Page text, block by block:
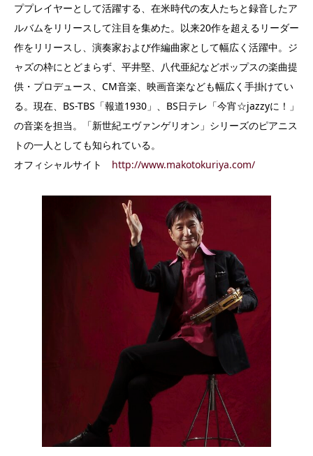
ププレイヤーとして活躍する、在米時代の友人たちと録音したア
ルバムをリリースして注目を集めた。以来20作を超えるリーダー
作をリリースし、演奏家および作編曲家として幅広く活躍中。ジ
ャズの枠にとどまらず、平井堅、八代亜紀などポップスの楽曲提
供・プロデュース、CM音楽、映画音楽なども幅広く手掛けてい
る。現在、BS-TBS「報道1930」、BS日テレ「今宵☆jazzyに！」
の音楽を担当。「新世紀エヴァンゲリオン」シリーズのピアニス
トの一人としても知られている。
オフィシャルサイト http://www.makotokuriya.com/